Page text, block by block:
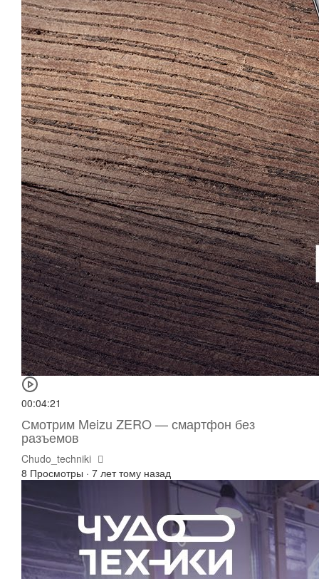
00:04:21
Смотрим Meizu ZERO — смартфон без
разъемов
Chudo_techniki
8 Просмотры · 7 лет тому назад